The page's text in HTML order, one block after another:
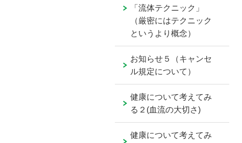
「流体テクニック」
（厳密にはテクニック
というより概念）
お知らせ５（キャンセ
ル規定について）
健康について考えてみ
る２(血流の大切さ)
健康について考えてみ